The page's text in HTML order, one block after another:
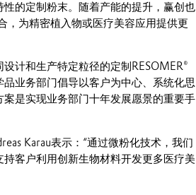
的定制粉末。随着产能的提升，赢创也
，为精密植入物或医疗美容应用提供更
计和生产特定粒径的定制RESOMER®
业务部门倡导以客户为中心、系统化思
是实现业务部门十年发展愿景的重要手
Karau表示：“通过微粉化技术，我们
客户利用创新生物材料开发更多医疗美